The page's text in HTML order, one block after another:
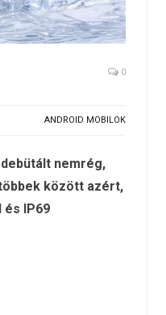
0
ANDROID MOBILOK
nemrég,
között azért,
és IP69